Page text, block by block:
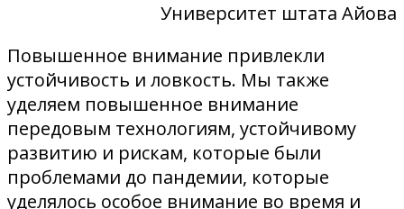
Университет штата Айова
Повышенное внимание привлекли
устойчивость и ловкость. Мы также
уделяем повышенное внимание
передовым технологиям, устойчивому
развитию и рискам, которые были
проблемами до пандемии, которые
уделялось особое внимание во время и